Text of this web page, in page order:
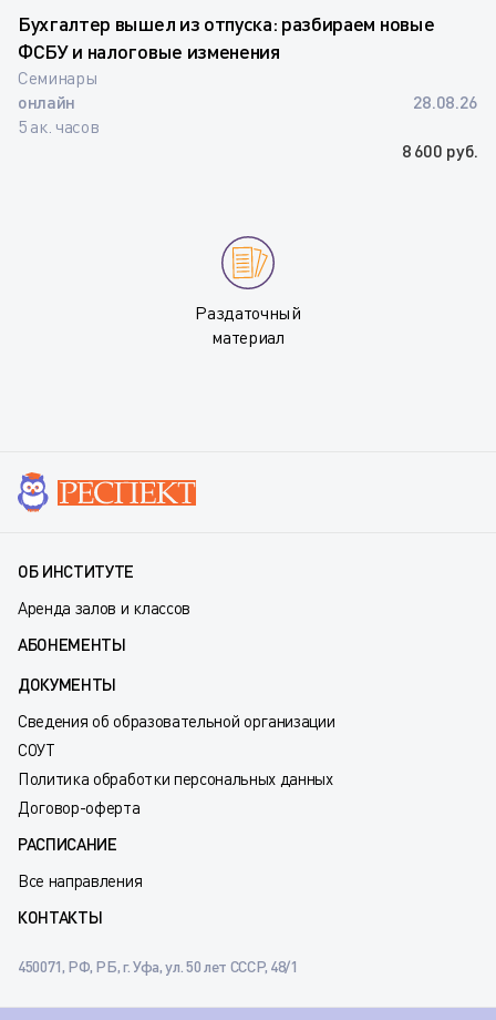
Бухгалтер вышел из отпуска: разбираем новые
ФСБУ и налоговые изменения
Семинары
онлайн
5 ак. часов
28.08.26
8 600 руб.
Раздаточный
материал
ОБ ИНСТИТУТЕ
Аренда залов и классов
АБОНЕМЕНТЫ
ДОКУМЕНТЫ
Сведения об образовательной организации
СОУТ
Политика обработки персональных данных
Договор-оферта
РАСПИСАНИЕ
Все направления
КОНТАКТЫ
450071, РФ, РБ, г. Уфа, ул. 50 лет СССР, 48/1